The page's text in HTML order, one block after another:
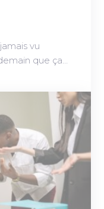
vu
que ça…